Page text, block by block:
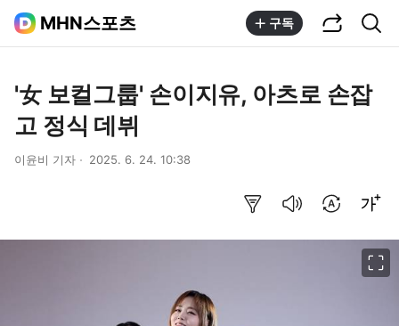
MHN스포츠 구독
'女 보컬그룹' 손이지유, 아츠로 손잡
고 정식 데뷔
이윤비 기자 2025. 6. 24. 10:38